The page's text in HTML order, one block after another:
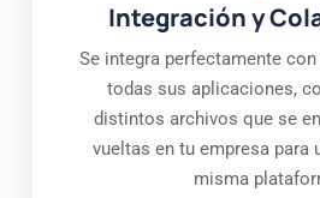
Integración y
Se integra perfectamente
todas sus aplicaciones,
distintos archivos que se
vueltas en tu empresa para
misma